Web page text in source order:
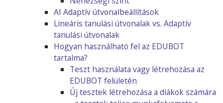
AI Adaptív útvonalbeállítások
Lineáris tanulási útvonalak vs. Adaptív
tanulási útvonalak
Hogyan használható fel az EDUBOT
tartalma?
Teszt használata vagy létrehozása az
EDUBOT felületén
Új tesztek létrehozása a diákok számára